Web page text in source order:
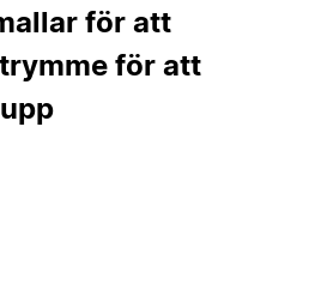
för att
för att